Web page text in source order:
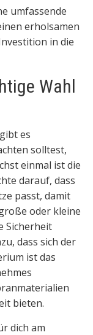
umfassende
erholsamen
in die
Wahl
es
solltest,
einmal ist die
darauf, dass
passt, damit
oder kleine
Sicherheit
dass sich der
ist das
bieten.
dich am